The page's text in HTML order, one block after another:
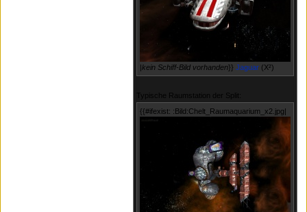
|kein Schiff-Bild vorhanden}}Jaguar (X²)
Typische Raumstation der Split:
{{#ifexist: :Bild:Chelt_Raumaquarium_x2.jpg|